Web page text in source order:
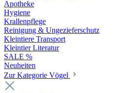
Apotheke
Hygiene
Krallenpflege
Reinigung & Ungezieferschutz
Kleintiere Transport
Kleintier Literatur
SALE %
Neuheiten
Zur Kategorie Vögel